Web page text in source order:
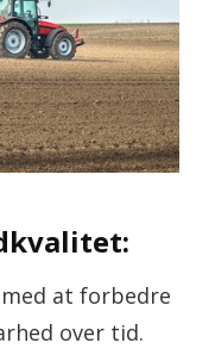
at forbedre
over tid.